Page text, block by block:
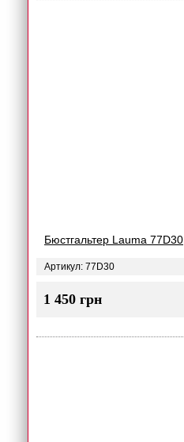
Бюстгальтер Lauma 77D30
Артикул: 77D30
1 450 грн